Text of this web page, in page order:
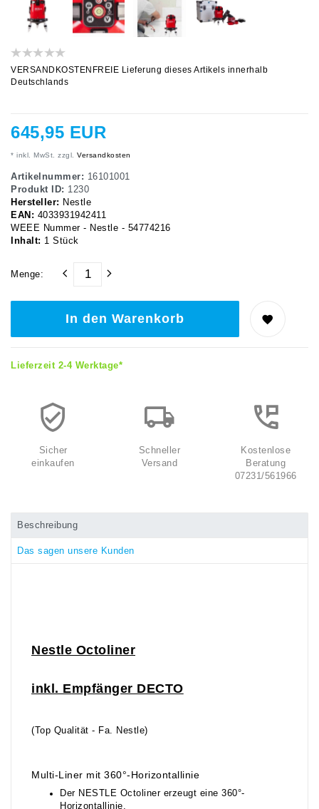
VERSANDKOSTENFREIE Lieferung dieses Artikels innerhalb
Deutschlands
645,95 EUR
* inkl. MwSt. zzgl. Versandkosten
Artikelnummer: 16101001
Produkt ID: 1230
Hersteller: Nestle
EAN: 4033931942411
WEEE Nummer - Nestle - 54774216
Inhalt: 1 Stück
Menge:
In den Warenkorb
Lieferzeit 2-4 Werktage*
Sicher
einkaufen
Schneller
Versand
Kostenlose
Beratung
07231/561966
Beschreibung
Das sagen unsere Kunden
Nestle Octoliner
inkl. Empfänger DECTO
(Top Qualität - Fa. Nestle)
Multi-Liner mit 360°-Horizontallinie
Der NESTLE Octoliner erzeugt eine 360°-
Horizontallinie.